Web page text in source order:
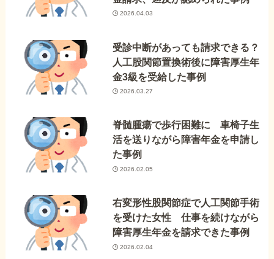
2026.04.03
受診中断があっても請求できる？
人工股関節置換術後に障害厚生年
金3級を受給した事例
2026.03.27
脊髄腫瘍で歩行困難に 車椅子生
活を送りながら障害年金を申請し
た事例
2026.02.05
右変形性股関節症で人工関節手術
を受けた女性 仕事を続けながら
障害厚生年金を請求できた事例
2026.02.04